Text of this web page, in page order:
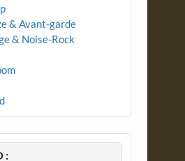
& Avant-garde
& Noise-Rock
: